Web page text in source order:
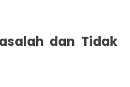
dan Tidak